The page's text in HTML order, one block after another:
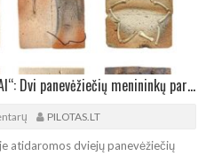
„ART(E)FAKTAI“ IR „FRAGMENTAI“: Dvi panevėžiečių menininkų parodos
PILOTAS.LT
atidaromos dviejų panevėžiečių